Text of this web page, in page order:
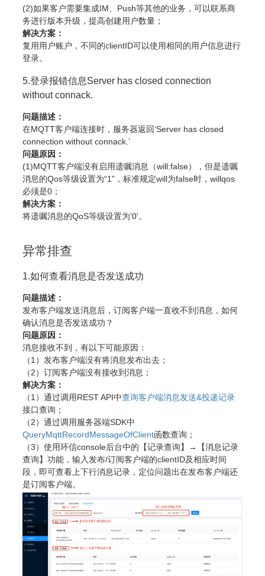
(2)如果客户需要集成IM、Push等其他的业务，可以联系商
务进行版本升级，提高创建用户数量；
解决方案：
复用用户账户，不同的clientID可以使用相同的用户信息进行
登录。
5.登录报错信息Server has closed connection
without connack.
问题描述：
在MQTT客户端连接时，服务器返回‘Server has closed
connection without connack.’
问题原因：
(1)MQTT客户端没有启用遗嘱消息（will:false），但是遗嘱
消息的Qos等级设置为“1”，标准规定will为false时，willqos
必须是0；
解决方案：
将遗嘱消息的QoS等级设置为'0'。
异常排查
1.如何查看消息是否发送成功
问题描述：
发布客户端发送消息后，订阅客户端一直收不到消息，如何
确认消息是否发送成功？
问题原因：
消息接收不到，有以下可能原因：
（1）发布客户端没有将消息发布出去；
（2）订阅客户端没有接收到消息；
解决方案：
（1）通过调用REST API中查询客户端消息发送&投递记录
接口查询；
（2）通过调用服务器端SDK中
QueryMqttRecordMessageOfClient函数查询；
（3）使用环信console后台中的【记录查询】→【消息记录
查询】功能，输入发布/订阅客户端的clientID及相应时间
段，即可查看上下行消息记录，定位问题出在发布客户端还
是订阅客户端。